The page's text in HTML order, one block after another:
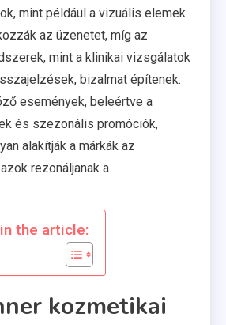
mint például a vizuális elemek
az üzenetet, míg az
mint a klinikai vizsgálatok
bizalmat építenek.
események, beleértve a
és szezonális promóciók,
alakítják a márkák az
rezonáljanak a
the article:
kozmetikai